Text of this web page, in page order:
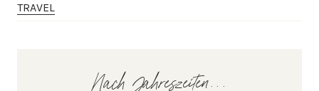
TRAVEL
Nach Jahreszeiten...